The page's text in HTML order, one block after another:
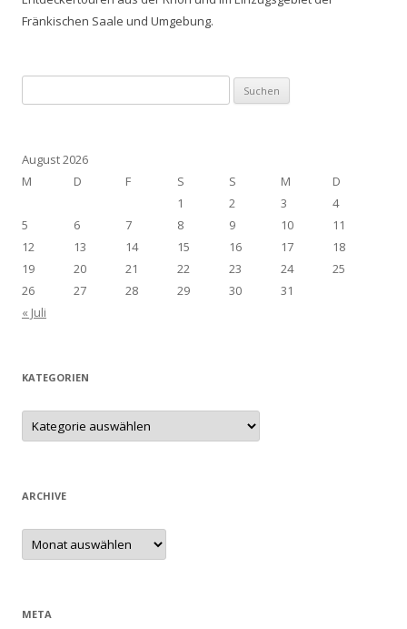
Fränkischen Saale und Umgebung.
nach:
August 2026
M
D F S S M
D
1
2 3
4
5
6 7 8 9 10
11
12
13 14 15 16 17
18
19
20 21 22 23 24
25
26
27 28 29 30
31
« Juli
KATEGORIEN
Kategorien
ARCHIVE
Archive
META